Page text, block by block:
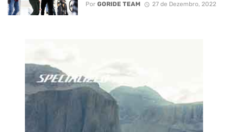
Por GORIDE TEAM 27 de Dezembro, 2022